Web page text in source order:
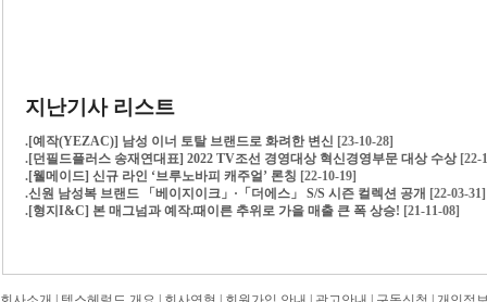
지난기사 리스트
.[예작(YEZAC)] 남성 이너 토탈 브랜드로 화려한 변신 [23-10-28]
.[던필드플러스 송재연대표] 2022 TV조선 경영대상 혁신경영부문 대상 수상 [22-
.[웰메이드] 신규 라인 ‘브루노바피 캐주얼’ 론칭 [22-10-19]
.신원 남성복 브랜드 「베이지이크」·「더에스」 S/S 시즌 컬렉션 공개 [22-03-31]
.[형지I&C] 본 매그넘과 예작.때이른 추위로 가을 매출 큰 폭 상승! [21-11-08]